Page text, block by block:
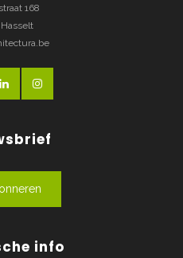
168
info